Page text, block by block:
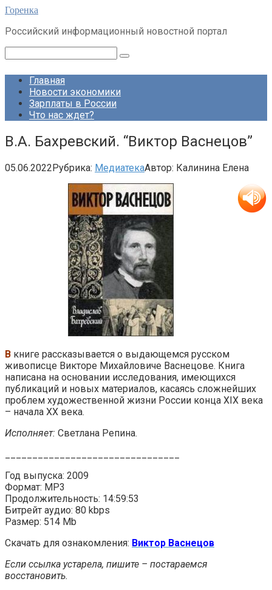
Перейти
контенту
Горенка
Российский информационный новостной портал
Главная
Новости экономики
Зарплаты в России
Что нас ждет?
В.А. Бахревский. “Виктор Васнецов”
05.06.2022Рубрика: МедиатекаАвтор: Калинина Елена
В книге рассказывается о выдающемся русском
живописце Викторе Михайловиче Васнецове. Книга
написана на основании исследования, имеющихся
публикаций и новых материалов, касаясь сложнейших
проблем художественной жизни России конца XIX века
– начала XX века.
Исполняет: Светлана Репина.
Год выпуска: 2009
Формат: MP3
Продолжительность: 14:59:53
Битрейт аудио: 80 kbps
Размер: 514 Mb
Скачать для ознакомления: Виктор Васнецов
Если ссылка устарела, пишите – постараемся
восстановить.